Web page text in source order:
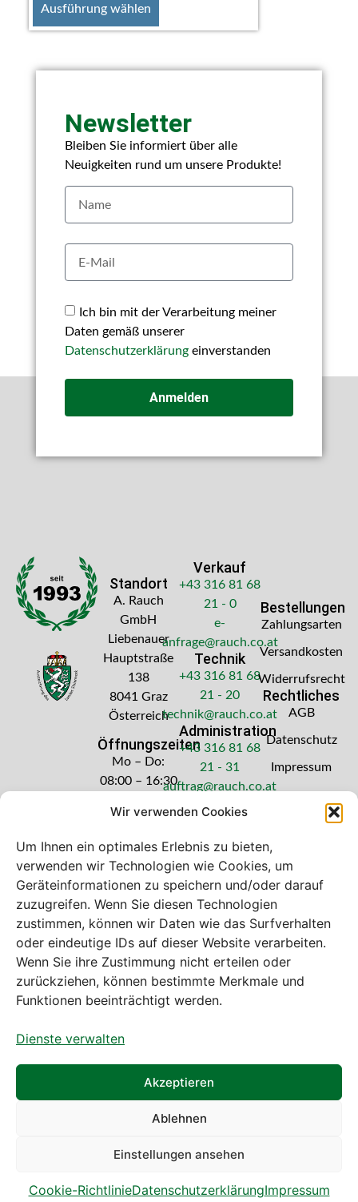
Wir verwenden Cookies
Um Ihnen ein optimales Erlebnis zu bieten,
verwenden wir Technologien wie Cookies, um
Geräteinformationen zu speichern und/oder darauf
zuzugreifen. Wenn Sie diesen Technologien
zustimmen, können wir Daten wie das Surfverhalten
oder eindeutige IDs auf dieser Website verarbeiten.
Wenn Sie ihre Zustimmung nicht erteilen oder
zurückziehen, können bestimmte Merkmale und
Funktionen beeinträchtigt werden.
Dienste verwalten
Akzeptieren
Ablehnen
Einstellungen ansehen
Cookie-RichtlinieDatenschutzerklärungImpressum
Ausführung wählen
Newsletter
Bleiben Sie informiert über alle
Neuigkeiten rund um unsere Produkte!
Ich bin mit der Verarbeitung meiner
Daten gemäß unserer
Datenschutzerklärungeinverstanden
Anmelden
Standort
A. Rauch
GmbH
Liebenauer
Hauptstraße
138
8041 Graz
Österreich
Öffnungszeiten
Mo – Do:
08:00 – 16:30
Freitag: 08:00
Verkauf
+43 316 81 68
21 - 0
e-
anfrage@rauch.co.at
Technik
+43 316 81 68
21 - 20
technik@rauch.co.at
Administration
+43 316 81 68
21 - 31
auftrag@rauch.co.at
Bestellungen
Zahlungsarten
Versandkosten
Widerrufsrecht
Rechtliches
AGB
Datenschutz
Impressum
Bei diesem Webshop handelt es sich um
einen B2B-Webshop
A. Rauch GmbH – Ihr Experte aus Österreich für Waagen,
Eich- & Kalibrierservice, Sprühnebel-Zerstäubungstechnik
und Lebensmittelmaschinen.
Sämtliche Angebote der A. Rauch GmbH richten sich
gewerbliche Kunden, Institutionen, Kommunen usw. aus
Österreich, Deutschland und der Schweiz (weitere Länder
auf Anfrage).
© A. Rauch GmbH 2026